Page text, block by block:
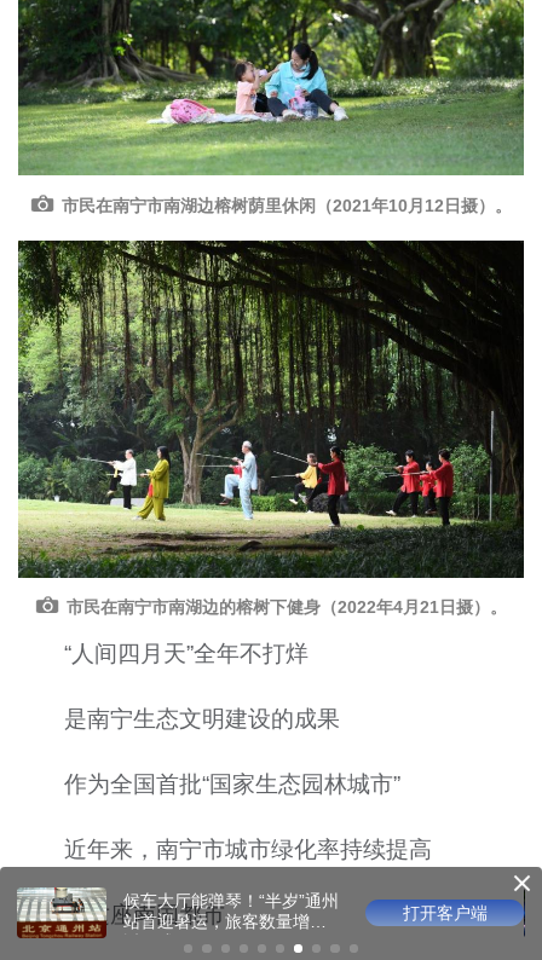
市民在南宁市南湖边榕树荫里休闲（2021年10月12日摄）。
市民在南宁市南湖边的榕树下健身（2022年4月21日摄）。
“人间四月天”全年不打烊
是南宁生态文明建设的成果
作为全国首批“国家生态园林城市”
近年来，南宁市城市绿化率持续提高
让这座南国都市
把童话留在山野盛夏里，崇
礼太子城第二届儿童戏剧节
打开客户端